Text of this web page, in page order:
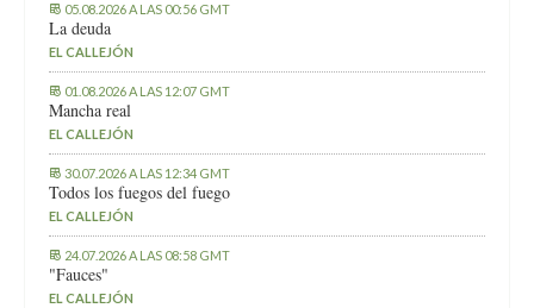
05.08.2026 A LAS 00:56 GMT
La deuda
EL CALLEJÓN
01.08.2026 A LAS 12:07 GMT
Mancha real
EL CALLEJÓN
30.07.2026 A LAS 12:34 GMT
Todos los fuegos del fuego
EL CALLEJÓN
24.07.2026 A LAS 08:58 GMT
"Fauces"
EL CALLEJÓN